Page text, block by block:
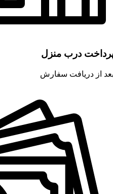
درب منزل
از دریافت سفارش